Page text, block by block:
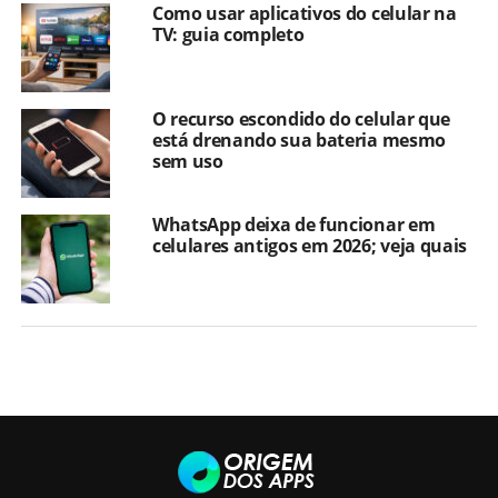
Como usar aplicativos do celular na
TV: guia completo
O recurso escondido do celular que
está drenando sua bateria mesmo
sem uso
WhatsApp deixa de funcionar em
celulares antigos em 2026; veja quais